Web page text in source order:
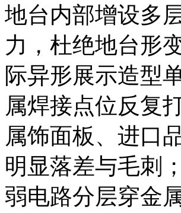
地台内部增设多
力，杜绝地台形
际异形展示造型
属焊接点位反复
属饰面板、进口
明显落差与毛刺
弱电路分层穿金